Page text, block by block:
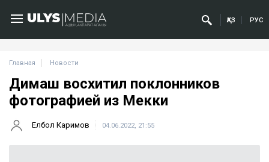
ҚАЗ РУС
Главная Новости
Димаш восхитил поклонников
фотографией из Мекки
Елбол Каримов 04.06.2022, 21:55